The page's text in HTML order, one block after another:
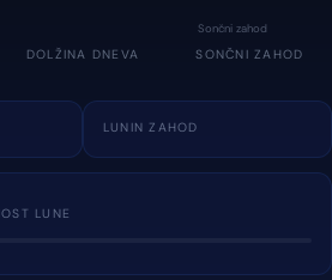
Sončni zahod
DOLŽINA DNEVA SONČNI ZAHOD
LUNIN ZAHOD
LUNE